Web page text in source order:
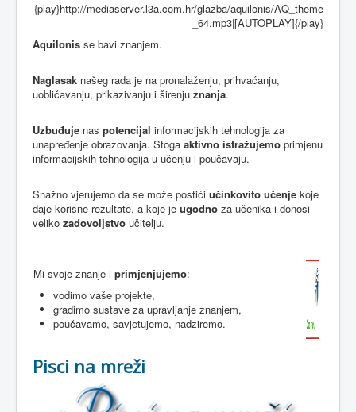
{play}http://mediaserver.l3a.com.hr/glazba/aquilonis/AQ_theme
_64.mp3|[AUTOPLAY]{/play}
Aquilonis se bavi znanjem.
Naglasak našeg rada je na pronalaženju, prihvaćanju,
uobličavanju, prikazivanju i širenju znanja.
Uzbuđuje nas potencijal informacijskih tehnologija za
unapređenje obrazovanja. Stoga aktivno istražujemo primjenu
informacijskih tehnologija u učenju i poučavaju.
Snažno vjerujemo da se može postići učinkovito učenje koje
daje korisne rezultate, a koje je ugodno za učenika i donosi
veliko zadovoljstvo učitelju.
Mi svoje znanje i primjenjujemo:
vodimo vaše projekte,
gradimo sustave za upravljanje znanjem,
poučavamo, savjetujemo, nadziremo.
Pisci na mreži